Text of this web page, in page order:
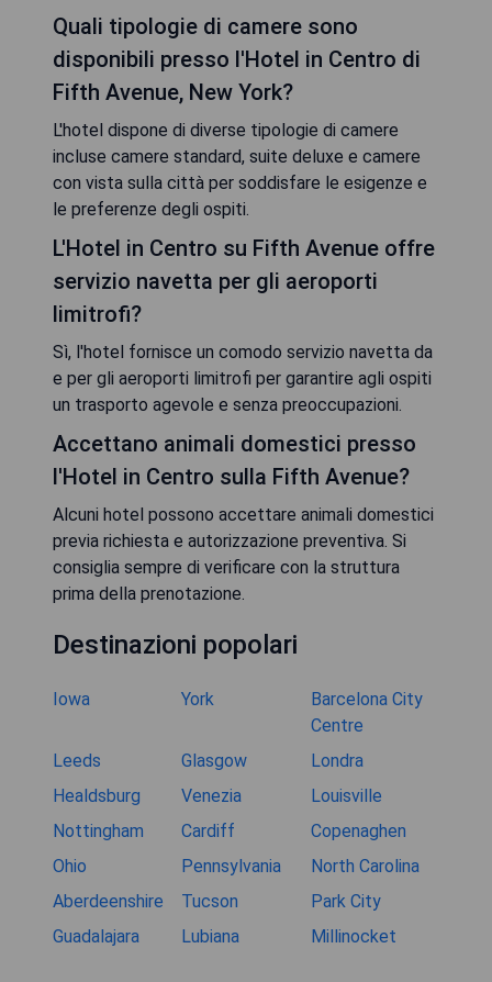
Quali tipologie di camere sono
disponibili presso l'Hotel in Centro di
Fifth Avenue, New York?
L'hotel dispone di diverse tipologie di camere
incluse camere standard, suite deluxe e camere
con vista sulla città per soddisfare le esigenze e
le preferenze degli ospiti.
L'Hotel in Centro su Fifth Avenue offre
servizio navetta per gli aeroporti
limitrofi?
Sì, l'hotel fornisce un comodo servizio navetta da
e per gli aeroporti limitrofi per garantire agli ospiti
un trasporto agevole e senza preoccupazioni.
Accettano animali domestici presso
l'Hotel in Centro sulla Fifth Avenue?
Alcuni hotel possono accettare animali domestici
previa richiesta e autorizzazione preventiva. Si
consiglia sempre di verificare con la struttura
prima della prenotazione.
Destinazioni popolari
Iowa York
Barcelona City
Centre
Leeds
Glasgow
Londra
Healdsburg
Venezia
Louisville
Nottingham
Cardiff
Copenaghen
Ohio
Pennsylvania
North Carolina
Aberdeenshire
Tucson
Park City
Guadalajara
Lubiana Millinocket